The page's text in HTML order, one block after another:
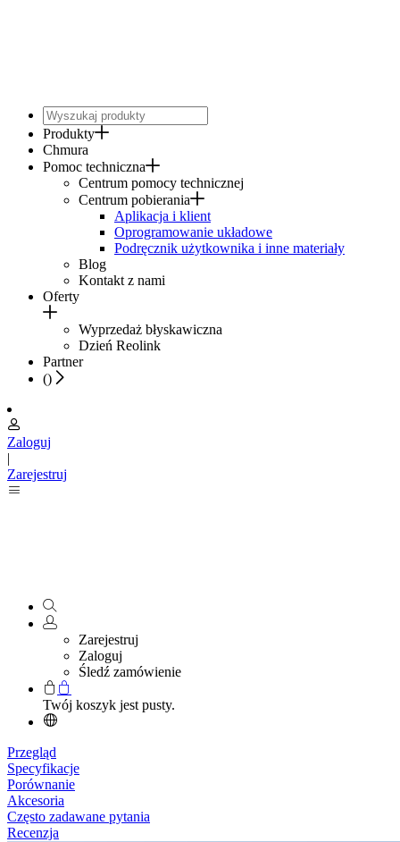
Produkty
Chmura
Pomoc techniczna
Centrum pomocy technicznej
Centrum pobierania
Aplikacja i klient
Oprogramowanie układowe
Podręcznik użytkownika i inne materiały
Blog
Kontakt z nami
Oferty
Wyprzedaż błyskawiczna
Dzień Reolink
Partner
()
Zaloguj
|
Zarejestruj
Zarejestruj
Zaloguj
Śledź zamówienie
Twój koszyk jest pusty.
Przegląd
Specyfikacje
Porównanie
Akcesoria
Często zadawane pytania
Recenzja